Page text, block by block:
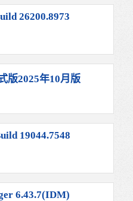
26200.8973
版2025年10月版
19044.7548
6.43.7(IDM)